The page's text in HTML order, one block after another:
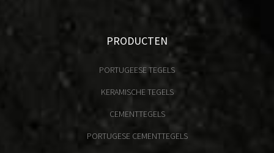
PRODUCTEN
PORTUGEESE TEGELS
KERAMISCHE TEGELS
CEMENTTEGELS
PORTUGESE CEMENTTEGELS